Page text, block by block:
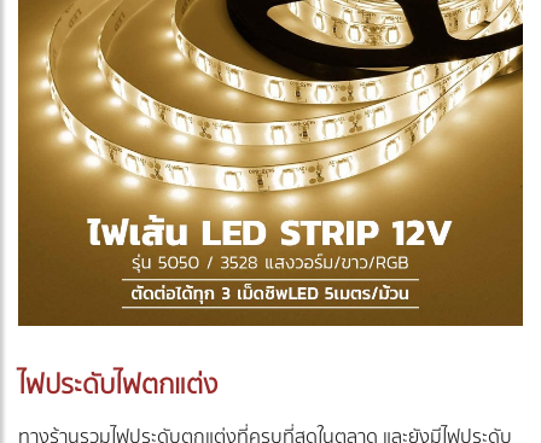
ไฟประดับไฟตกแต่ง
ทางร้านรวมไฟประดับตกแต่งที่ครบที่สุดในตลาด และยังมีไฟประดับ